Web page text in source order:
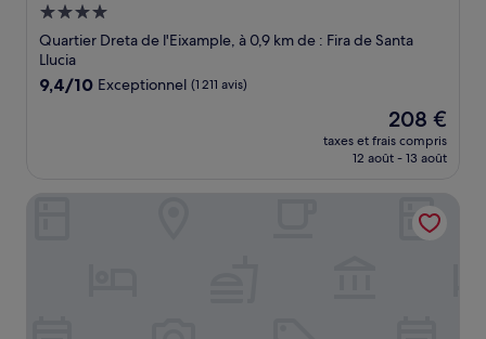
Hébergement
4.0 étoiles
Quartier Dreta de l'Eixample, à 0,9 km de : Fira de Santa
Llucia
9.4
9,4/10 Exceptionnel (1 211 avis)
Le
nouveau
prix
de
208 €
208 €
taxes et frais compris
12 août - 13 août